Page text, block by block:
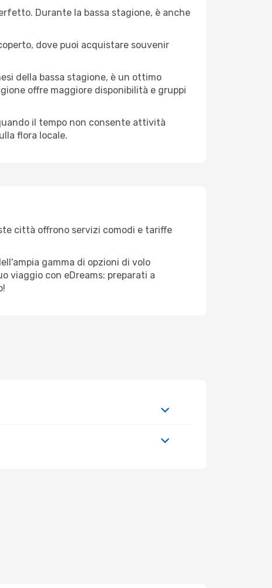
Durante la bassa stagione, è anche
dove puoi acquistare souvenir
della bassa stagione, è un ottimo
offre maggiore disponibilità e gruppi
il tempo non consente attività
flora locale.
città offrono servizi comodi e tariffe
gamma di opzioni di volo
viaggio con eDreams: preparati a